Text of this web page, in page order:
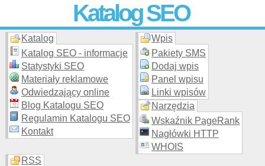
Katalog SEO
Skuteczna i promocja stron WWW –
moderowanego katalogu za darmo!
Katalog
Katalog SEO - informacje
Statystyki SEO
Materiały reklamowe
Odwiedzający online
Blog Katalogu SEO
Regulamin Katalogu SEO
Kontakt
Wpis
Pakiety SMS
Dodaj wpis
Panel wpisu
Linki wpisów
Narzędzia
Wskaźnik PageRank
Nagłówki HTTP
WHOIS
RSS